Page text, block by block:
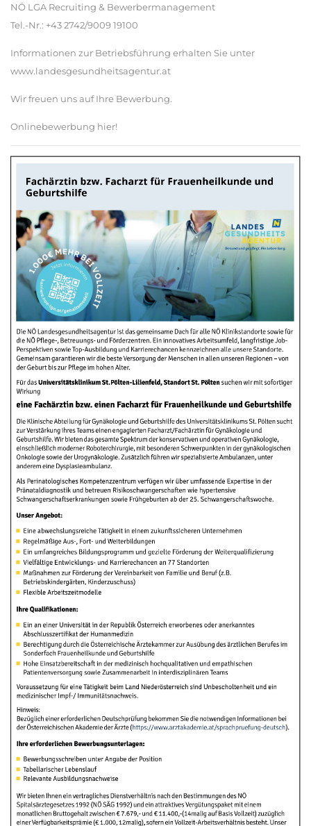
NÖ LGA Recruiting & Bewerbermanagement
Tel.-Nr.: +43 2742/9009 19100
Informationen zur Betriebsführung erhalten Sie unter
www.landesgesundheitsagentur.at
Wir freuen uns auf Ihre Bewerbung.
Onlinebewerbung hier!